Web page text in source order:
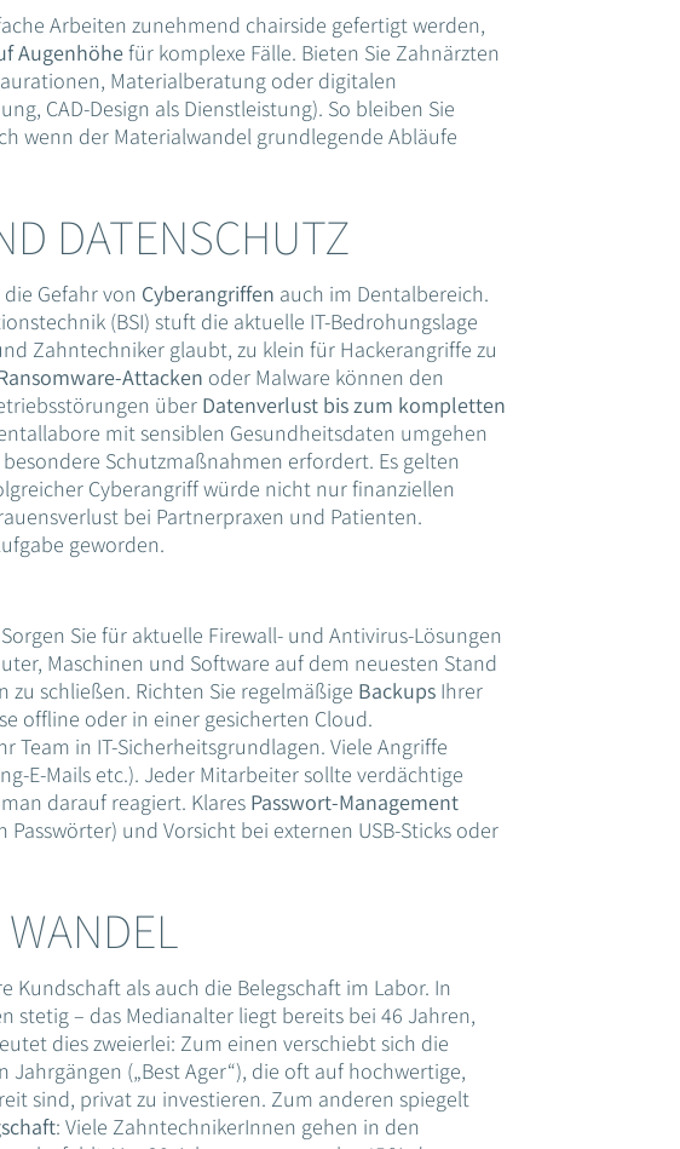
Arbeiten zunehmend chairside gefertigt werden,
Augenhöhefür komplexe Fälle. Bieten Sie Zahnärzten
Materialberatung oder digitalen
CAD-Design als Dienstleistung). So bleiben Sie
wenn der Materialwandel grundlegende Abläufe
DATENSCHUTZ
Gefahr von Cyberangriffen auch im Dentalbereich.
(BSI) stuft die aktuelle IT-Bedrohungslage
Zahntechniker glaubt, zu klein für Hackerangriffe zu
Attacken oder Malware können den
über Datenverlust bis zum kompletten
mit sensiblen Gesundheitsdaten umgehen
Schutzmaßnahmen erfordert. Es gelten
Cyberangriff würde nicht nur finanziellen
bei Partnerpraxen und Patienten.
geworden.
Sorgen Sie für aktuelle Firewall- und Antivirus-Lösungen
Maschinen und Software auf dem neuesten Stand
zu schließen. Richten Sie regelmäßige Backups Ihrer
offline oder in einer gesicherten Cloud.
Team in IT-Sicherheitsgrundlagen. Viele Angriffe
E-Mails etc.). Jeder Mitarbeiter sollte verdächtige
darauf reagiert. Klares Passwort-Management
und Vorsicht bei externen USB-Sticks oder
Kundschaft als auch die Belegschaft im Labor. In
stetig – das Medianalter liegt bereits bei 46 Jahren,
dies zweierlei: Zum einen verschiebt sich die
(„Best Ager“), die oft auf hochwertige,
sind, privat zu investieren. Zum anderen spiegelt
: Viele ZahntechnikerInnen gehen in den